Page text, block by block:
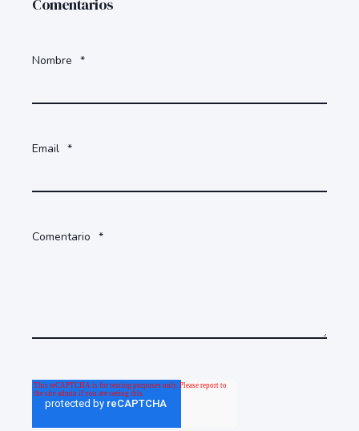
Comentarios
Nombre *
Email *
Comentario *